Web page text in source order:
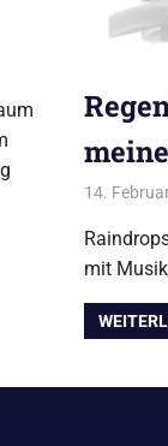
14.
mit